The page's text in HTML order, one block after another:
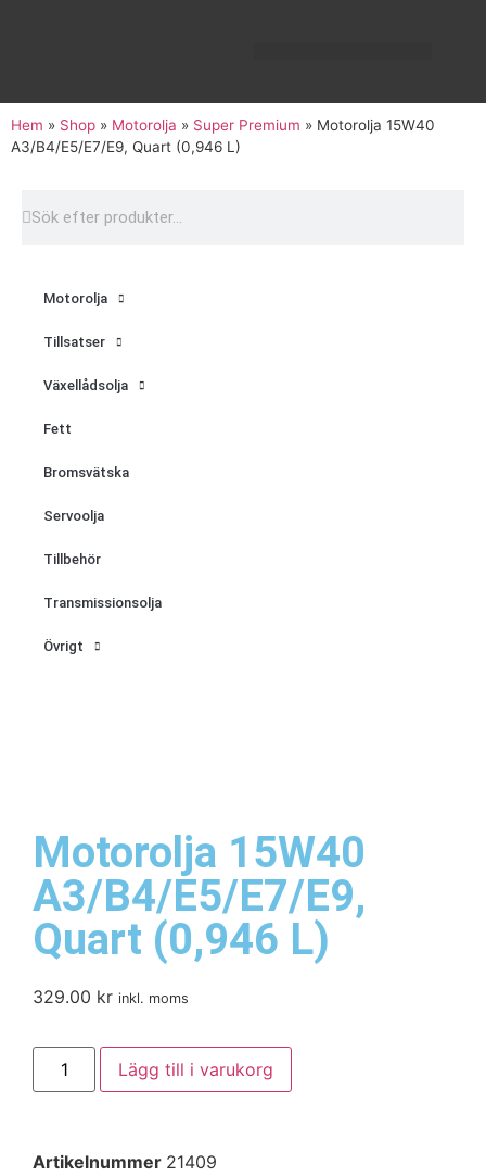
Hem » Shop » Motorolja » Super Premium » Motorolja 15W40
A3/B4/E5/E7/E9, Quart (0,946 L)
Motorolja
Tillsatser
Växellådsolja
Fett
Bromsvätska
Servoolja
Tillbehör
Transmissionsolja
Övrigt
Motorolja 15W40
A3/B4/E5/E7/E9,
Quart (0,946 L)
329.00 kr inkl. moms
Lägg till i varukorg
Artikelnummer 21409